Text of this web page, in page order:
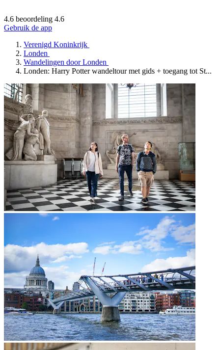
4.6 beoordeling 4.6
Gebruik de app
Verenigd Koninkrijk
Londen
Wandelingen door Londen
Londen: Harry Potter wandeltour met gids + toegang tot St...